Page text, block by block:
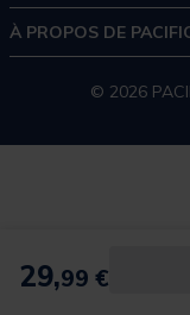
29,99 €
À PROPOS DE
© 2026